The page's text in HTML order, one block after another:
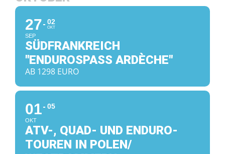
27
SEP
02
OKT
SÜDFRANKREICH
"ENDUROSPASS ARDÈCHE"
AB 1298 EURO
01
OKT
05
ATV-, QUAD- UND ENDURO-
TOUREN IN POLEN/